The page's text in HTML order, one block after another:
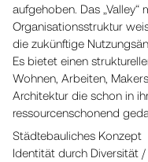
aufgehoben. Das „Valley“
Organisationsstruktur
die zukünftige
Es bietet einen
Wohnen, Arbeiten,
Architektur die schon in
ressourcenschonend
Städtebauliches Konzept
Identität durch Diversität